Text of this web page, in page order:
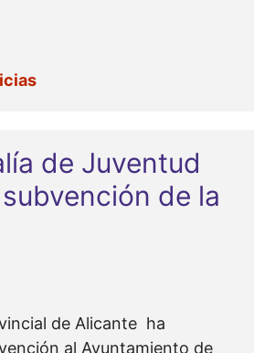
de Juventud
de la
de Alicante ha
al Ayuntamiento de